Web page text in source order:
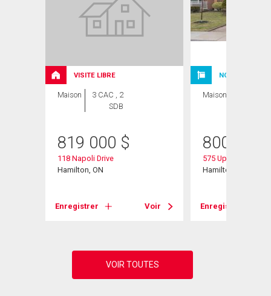
VISITE LIBRE
Maison
3 CAC , 2
SDB
819 000 $
118 Napoli Drive
Hamilton, ON
Enregistrer Voir
NOUVELLE
Maison
800 000
575 Upper Horning
Hamilton, ON
Enregistrer